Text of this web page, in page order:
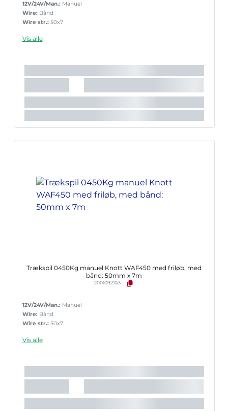
12V/24V/Man.: Manuel
Wire: Bånd
Wire str.: 50x7
Vis alle
Trækspil 0450Kg manuel Knott WAF450 med friløb, med
bånd: 50mm x 7m
2001092743
12V/24V/Man.: Manuel
Wire: Bånd
Wire str.: 50x7
Vis alle